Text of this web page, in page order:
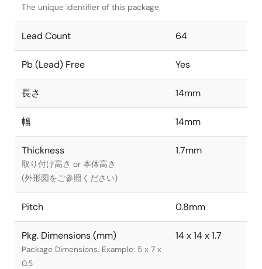
The unique identifier of this package.
Lead Count 64
Pb (Lead) Free Yes
長さ 14mm
幅 14mm
Thickness
取り付け高さ or 本体高さ
(外形図をご参照ください)
1.7mm
Pitch 0.8mm
Pkg. Dimensions (mm)
Package Dimensions. Example: 5 x 7 x
0.5
14 x 14 x 1.7